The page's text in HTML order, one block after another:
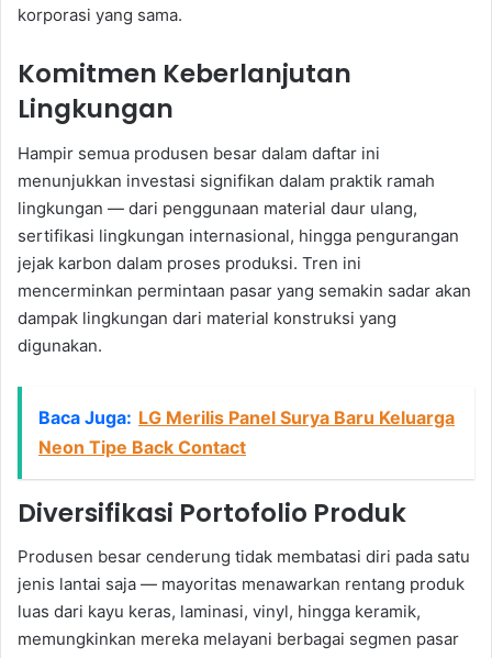
korporasi yang sama.
Komitmen Keberlanjutan
Lingkungan
Hampir semua produsen besar dalam daftar ini
menunjukkan investasi signifikan dalam praktik ramah
lingkungan — dari penggunaan material daur ulang,
sertifikasi lingkungan internasional, hingga pengurangan
jejak karbon dalam proses produksi. Tren ini
mencerminkan permintaan pasar yang semakin sadar akan
dampak lingkungan dari material konstruksi yang
digunakan.
Baca Juga: LG Merilis Panel Surya Baru Keluarga
Neon Tipe Back Contact
Diversifikasi Portofolio Produk
Produsen besar cenderung tidak membatasi diri pada satu
jenis lantai saja — mayoritas menawarkan rentang produk
luas dari kayu keras, laminasi, vinyl, hingga keramik,
memungkinkan mereka melayani berbagai segmen pasar